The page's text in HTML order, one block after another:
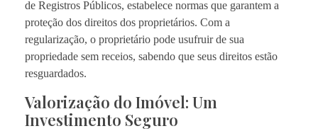
de Registros Públicos, estabelece normas que garantem a
proteção dos direitos dos proprietários. Com a
regularização, o proprietário pode usufruir de sua
propriedade sem receios, sabendo que seus direitos estão
resguardados.
Valorização do Imóvel: Um
Investimento Seguro